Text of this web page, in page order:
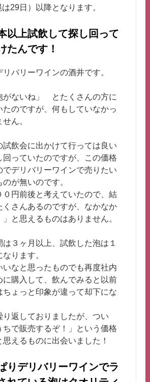
29日）以降となります。
以上試飲して探し回って
たんです！
バリーワインの酒井です。
がないね」 とたくさんの方に
たのですが、何もしていなかっ
ん。
試飲会に出かけて行っては良い
回っていたのですが、この価格
でデリバリーワインで売りたい
が無いのです。
０円前後と考えていたので、結
くさんあるのですが、なかなか
」と思えるものはありません。
３ヶ月以上、試飲した泡は１
ります。
いなと思ったものでも再度社内
に購入して、飲んでみると以前
ちょっと印象が違って却下にな
り返しておりましたが、つい
で販売するぞ！」という価格
えるものに出会いました！
りデリバリーワインでラ